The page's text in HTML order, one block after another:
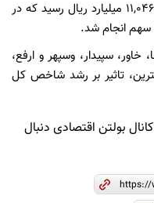
ارزش معاملات فرابورس در پایان روز به ۱۱,۰۴۶ میلیارد ریال رسید که در
سپیدار، وسپهر و ارفع،
تاثیر بر رشد شاخص کل
بولتن اقتصادی دنبال